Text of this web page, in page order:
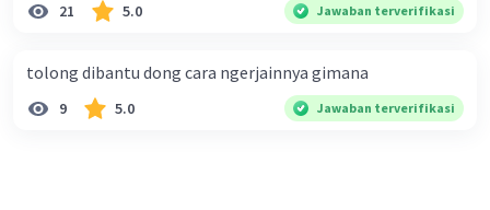
21 5.0 Jawaban terverifikasi
tolong dibantu dong cara ngerjainnya gimana
9 5.0 Jawaban terverifikasi